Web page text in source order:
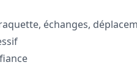
échanges,